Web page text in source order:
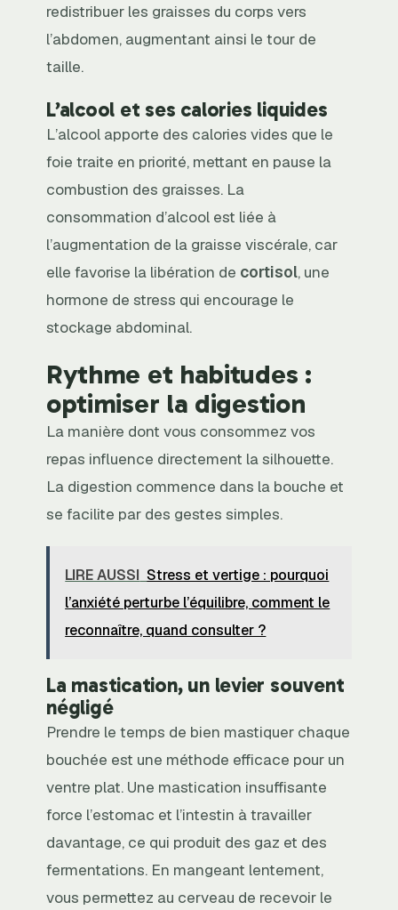
redistribuer les graisses du corps vers
l’abdomen, augmentant ainsi le tour de
taille.
L’alcool et ses calories liquides
L’alcool apporte des calories vides que le
foie traite en priorité, mettant en pause la
combustion des graisses. La
consommation d’alcool est liée à
l’augmentation de la graisse viscérale, car
elle favorise la libération de cortisol, une
hormone de stress qui encourage le
stockage abdominal.
Rythme et habitudes :
optimiser la digestion
La manière dont vous consommez vos
repas influence directement la silhouette.
La digestion commence dans la bouche et
se facilite par des gestes simples.
LIRE AUSSI Stress et vertige : pourquoi
l’anxiété perturbe l’équilibre, comment le
reconnaître, quand consulter ?
La mastication, un levier souvent
négligé
Prendre le temps de bien mastiquer chaque
bouchée est une méthode efficace pour un
ventre plat. Une mastication insuffisante
force l’estomac et l’intestin à travailler
davantage, ce qui produit des gaz et des
fermentations. En mangeant lentement,
vous permettez au cerveau de recevoir le